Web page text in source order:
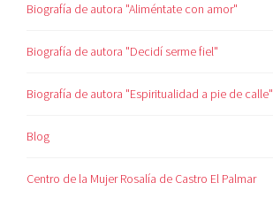
Biografía de autora "Aliméntate con amor"
Biografía de autora "Decidí serme fiel"
Biografía de autora "Espiritualidad a pie de calle"
Blog
Centro de la Mujer Rosalía de Castro El Palmar